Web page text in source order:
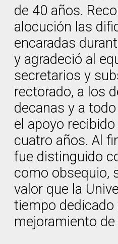
de 40 años.
alocución las
encaradas
y agradeció al
secretarios y
rectorado, a los
decanas y a
el apoyo
cuatro años. Al
fue distinguido
como obsequio,
valor que la
tiempo dedicado
mejoramiento de